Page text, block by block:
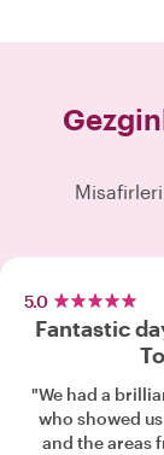
5.0
Fantastic
"We had a
who showed
and the areas